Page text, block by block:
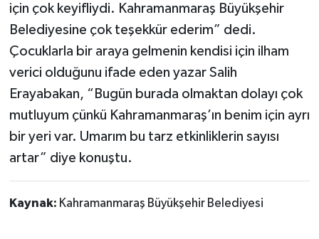
için çok keyifliydi. Kahramanmaraş Büyükşehir
Belediyesine çok teşekkür ederim” dedi.
Çocuklarla bir araya gelmenin kendisi için ilham
verici olduğunu ifade eden yazar Salih
Erayabakan, “Bugün burada olmaktan dolayı çok
mutluyum çünkü Kahramanmaraş’ın benim için ayrı
bir yeri var. Umarım bu tarz etkinliklerin sayısı
artar” diye konuştu.
Kaynak: Kahramanmaraş Büyükşehir Belediyesi